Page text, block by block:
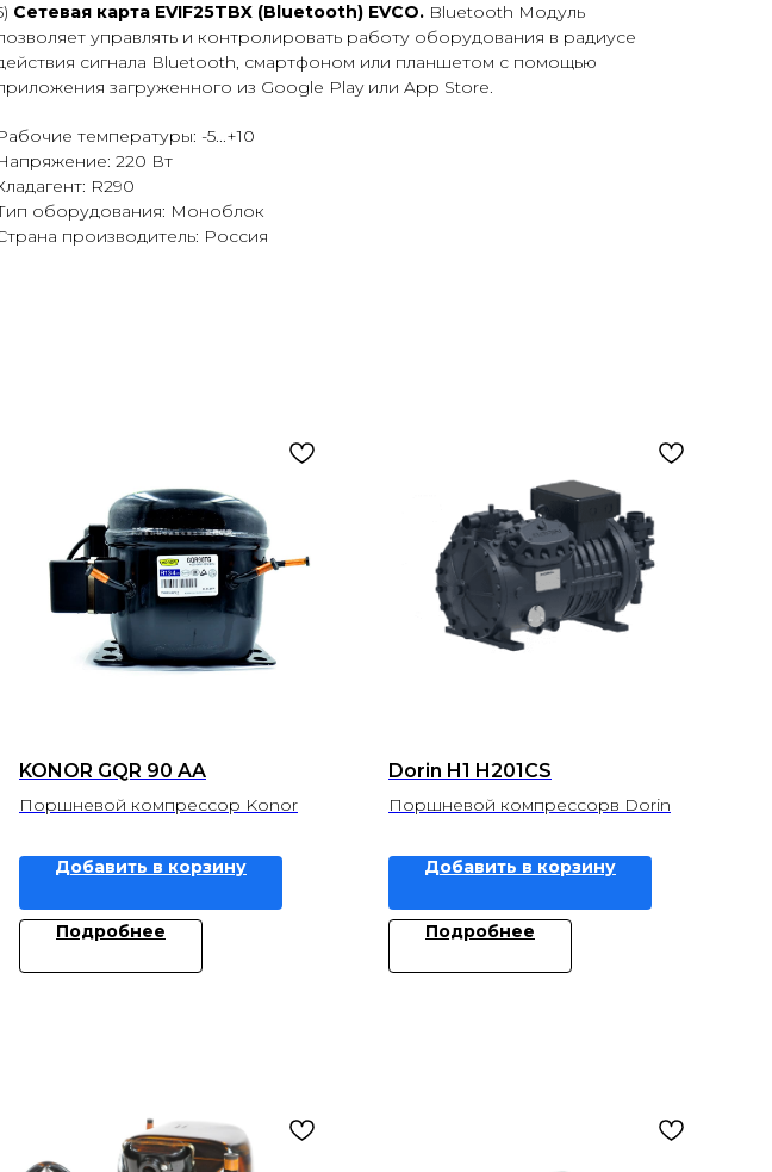
Сетевая карта EVIF25TBX (Bluetooth) EVCO. Bluetooth Модуль
управлять и контролировать работу оборудования в радиусе
сигнала Вluetooth, смартфоном или планшетом с помощью
загруженного из Google Play или App Store.
температуры: -5...+10
220 Вт
R290
оборудования: Моноблок
производитель: Россия
KONOR GQR 90 AA
Поршневой компрессор Konor
Добавить в корзину
Подробнее
Dorin H1 H201CS
Поршневой компрессорв Dorin
Добавить в корзину
Подробнее